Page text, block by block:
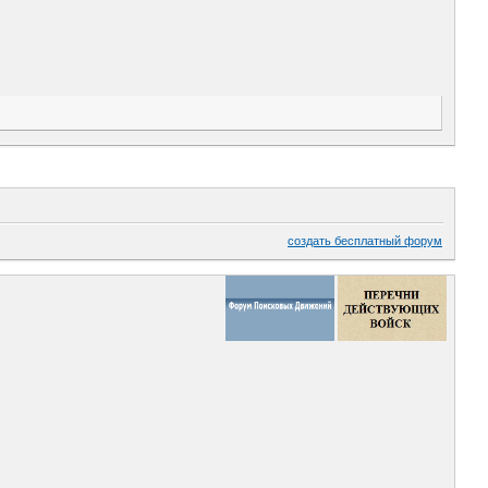
создать бесплатный форум